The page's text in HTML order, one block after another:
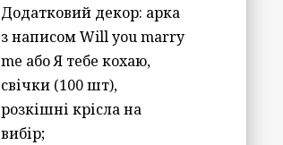
Додатковий декор: арка
з написом Will you marry
me або Я тебе кохаю,
свічки (100 шт),
розкішні крісла на
вибір;